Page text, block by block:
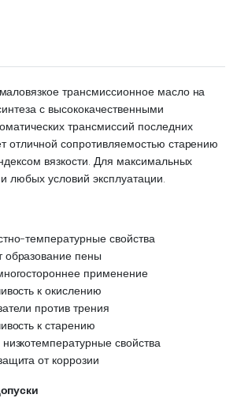
маловязкое трансмиссионное масло на
с высококачественными
трансмиссий последних
отличной сопротивляемостью старению
вязкости. Для максимальных
любых условий эксплуатации.
температурные свойства
образование пены
применение
к окислению
против трения
к старению
свойства
от коррозии